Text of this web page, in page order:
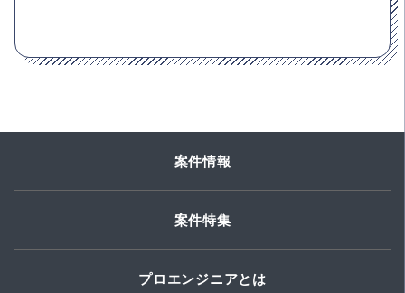
案件情報
案件特集
プロエンジニアとは